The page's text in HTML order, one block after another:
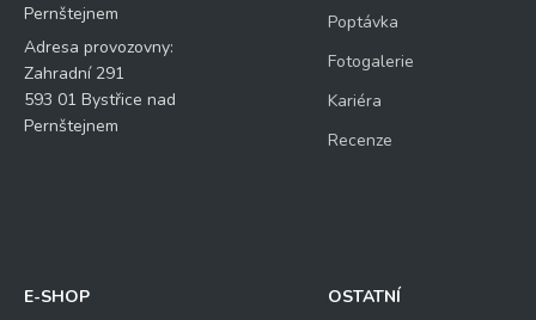
Pernštejnem
Adresa provozovny:
Zahradní 291
593 01 Bystřice nad
Pernštejnem
Poptávka
Fotogalerie
Kariéra
Recenze
E-SHOP OSTATNÍ